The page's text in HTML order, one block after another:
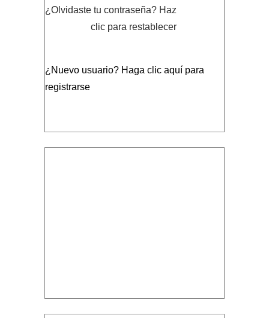
¿Olvidaste tu contraseña? Haz
clic para restablecer
¿Nuevo usuario? Haga clic aquí para
registrarse